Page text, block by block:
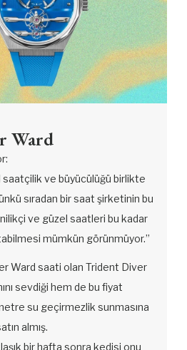
Ward
ve büyücülüğü birlikte
sıradan bir saat şirketinin bu
ve güzel saatleri bu kadar
mümkün görünmüyor.”
Ward saati olan Trident Diver
sevdiği hem de bu fiyat
su geçirmezlik sunmasına
almış.
bir hafta sonra kedisi onu